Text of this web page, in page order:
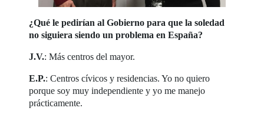
¿Qué le pedirían al Gobierno para que la soledad
no siguiera siendo un problema en España?
J.V.: Más centros del mayor.
E.P.: Centros cívicos y residencias. Yo no quiero
porque soy muy independiente y yo me manejo
prácticamente.